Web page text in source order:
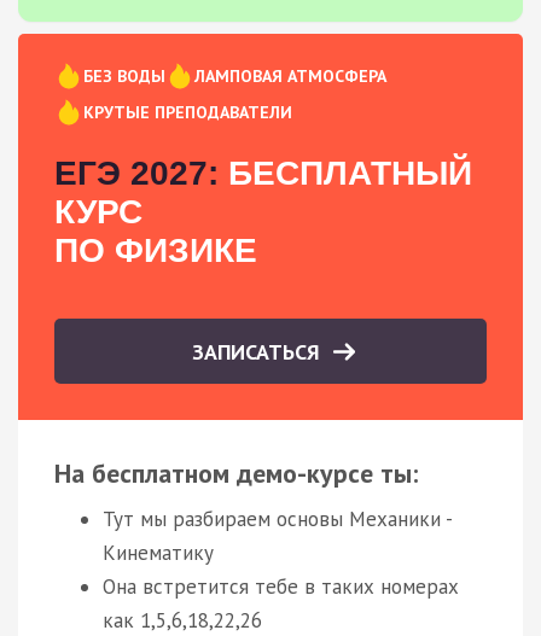
БЕЗ ВОДЫ
ЛАМПОВАЯ АТМОСФЕРА
КРУТЫЕ ПРЕПОДАВАТЕЛИ
ЕГЭ 2027: БЕСПЛАТНЫЙ
КУРС
ПО ФИЗИКЕ
ЗАПИСАТЬСЯ
На бесплатном демо-курсе ты:
Тут мы разбираем основы Механики -
Кинематику
Она встретится тебе в таких номерах
как 1,5,6,18,22,26